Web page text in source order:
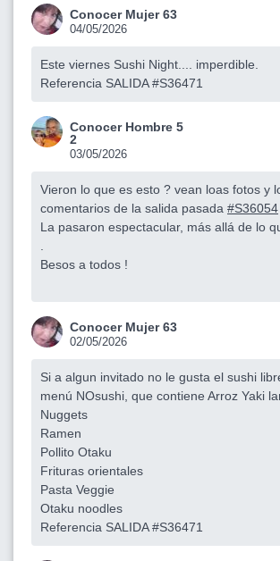
Conocer Mujer 63
04/05/2026
Este viernes Sushi Night.... imperdible.
Referencia SALIDA #S36471
Conocer Hombre 5
2
03/05/2026
Vieron lo que es esto ? vean loas fotos y
comentarios de la salida pasada #S36054
La pasaron espectacular, más allá de lo
Besos a todos !
Conocer Mujer 63
02/05/2026
Si a algun invitado no le gusta el sushi
menú NOsushi, que contiene Arroz Yaki
Nuggets
Ramen
Pollito Otaku
Frituras orientales
Pasta Veggie
Otaku noodles
Referencia SALIDA #S36471